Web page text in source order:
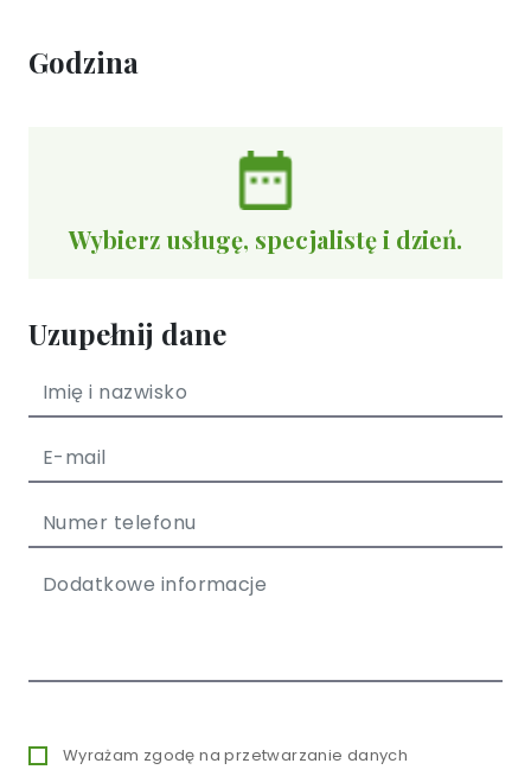
Godzina
Wybierz usługę, specjalistę i dzień.
Uzupełnij dane
Wyrażam zgodę na przetwarzanie danych